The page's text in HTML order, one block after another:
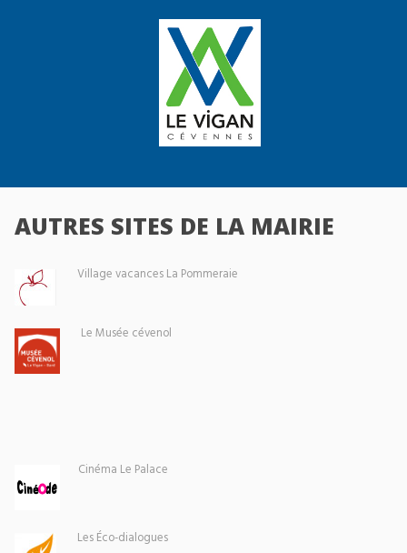
AUTRES SITES DE LA MAIRIE
Village vacances La Pommeraie
Le Musée cévenol
Cinéma Le Palace
Les Éco-dialogues